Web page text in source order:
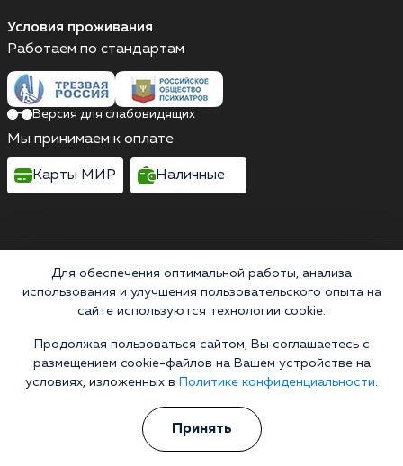
Условия проживания
Москва, улица 8 Марта, 1с12, подъезд 1
Выездные бригады работают круглосуточно
+7 (495) 128-09-18
8 (800) 200-38-19
Перезвоните мне
Работаем по стандартам
Версия для слабовидящих
Мы принимаем к оплате
Карты МИР Наличные
Для обеспечения оптимальной работы, анализа
использования и улучшения пользовательского опыта на
сайте используются технологии cookie.
Продолжая пользоваться сайтом, Вы соглашаетесь с
размещением cookie-файлов на Вашем устройстве на
условиях, изложенных в
Политике конфиденциальности.
Принять